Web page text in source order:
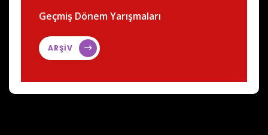
Geçmiş Dönem Yarışmaları
ARŞİV